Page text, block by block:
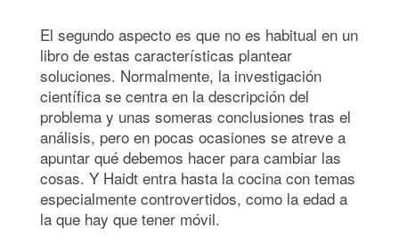
El segundo aspecto es que no es habitual en un
libro de estas características plantear
soluciones. Normalmente, la investigación
científica se centra en la descripción del
problema y unas someras conclusiones tras el
análisis, pero en pocas ocasiones se atreve a
apuntar qué debemos hacer para cambiar las
cosas. Y Haidt entra hasta la cocina con temas
especialmente controvertidos, como la edad a
la que hay que tener móvil.